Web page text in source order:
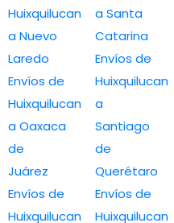
Huixquilucan
a Nuevo
Laredo
Envíos de
Huixquilucan
a Oaxaca
de
Juárez
Envíos de
Huixquilucan
a Santa
Catarina
Envíos de
Huixquilucan
a
Santiago
de
Querétaro
Envíos de
Huixquilucan